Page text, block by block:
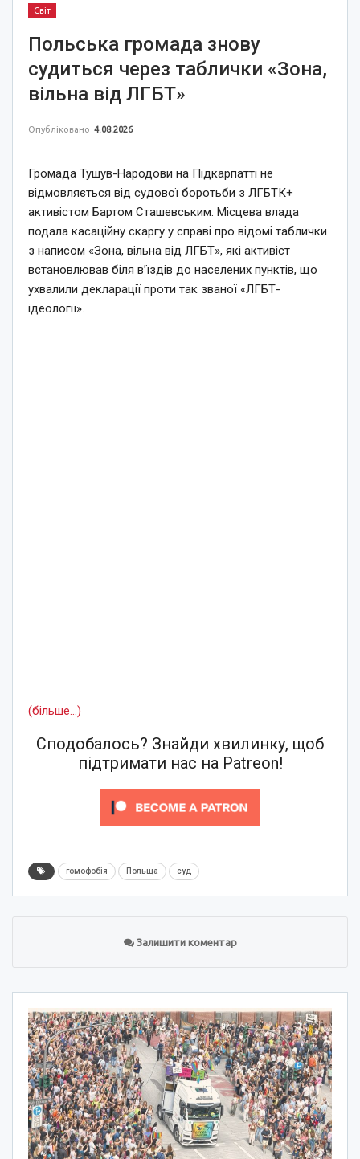
Світ
Польська громада знову
судиться через таблички «Зона,
вільна від ЛГБТ»
Опубліковано 4.08.2026
Громада Тушув-Народови на Підкарпатті не
відмовляється від судової боротьби з ЛГБТК+
активістом Бартом Сташевським. Місцева влада
подала касаційну скаргу у справі про відомі таблички
з написом «Зона, вільна від ЛГБТ», які активіст
встановлював біля в’їздів до населених пунктів, що
ухвалили декларації проти так званої «ЛГБТ-
ідеології».
(більше…)
Сподобалось? Знайди хвилинку, щоб
підтримати нас на Patreon!
гомофобія Польща суд
Залишити коментар